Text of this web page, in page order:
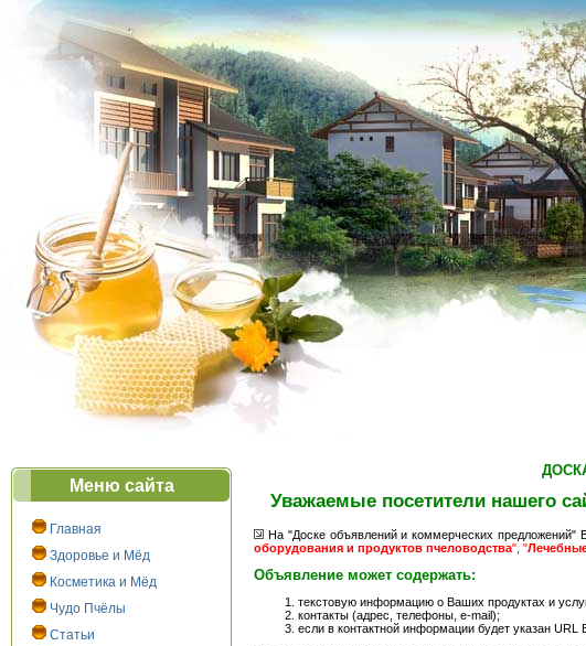
Меню сайта
Главная
Здоровье и Мёд
Косметика и Мёд
Чудо Пчёлы
Статьи
Уважаемые посетители нашего
На "Доске объявлений и коммерческих
оборудования и продуктов пчеловодства", "
Объявление может содержать:
текстовую информацию о Ваших продуктах и
контакты (адрес, телефоны, e-mail);
если в контактной информации будет указан URL